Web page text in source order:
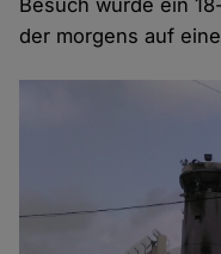
Besuch wurde ein
der morgens auf